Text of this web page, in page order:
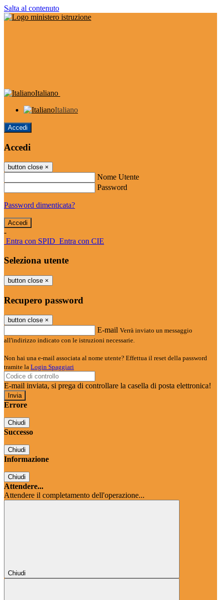
Salta al contenuto
Italiano
Italiano
Accedi
Accedi
button close ×
Nome Utente
Password
Password dimenticata?
-
Entra con SPID Entra con CIE
Seleziona utente
button close ×
Recupero password
button close ×
E-mail Verrà inviato un messaggio
all'indirizzo indicato con le istruzioni necessarie.
Non hai una e-mail associata al nome utente? Effettua il reset della password
tramite la Login Spaggiari
E-mail inviata, si prega di controllare la casella di posta elettronica!
Errore
Chiudi
Successo
Chiudi
Informazione
Chiudi
Attendere...
Attendere il completamento dell'operazione...
Chiudi